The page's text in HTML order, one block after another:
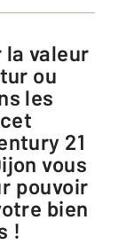
ou
les
21
vous
pouvoir
bien
!